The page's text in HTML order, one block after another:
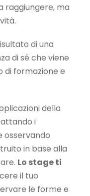
raggiungere, ma
di una
di sé che viene
di formazione e
della
i
osservando
in base alla
Lo stage ti
il tuo
le forme e